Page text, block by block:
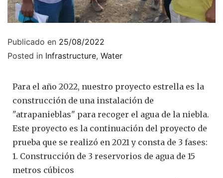
Publicado en 25/08/2022
Posted in Infrastructure, Water
Para el año 2022, nuestro proyecto estrella es la
construcción de una instalación de
"atrapanieblas" para recoger el agua de la niebla.
Este proyecto es la continuación del proyecto de
prueba que se realizó en 2021 y consta de 3 fases:
1. Construcción de 3 reservorios de agua de 15
metros cúbicos